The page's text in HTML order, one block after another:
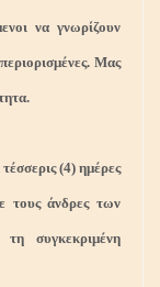
να γνωρίζουν
Μας
(4) ημέρες
τους άνδρες των
συγκεκριμένη